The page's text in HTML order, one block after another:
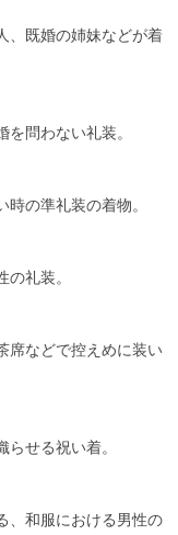
、既婚の姉妹などが着
問わない礼装。
の準礼装の着物。
礼装。
席などで控えめに装い
せる祝い着。
、和服における男性の